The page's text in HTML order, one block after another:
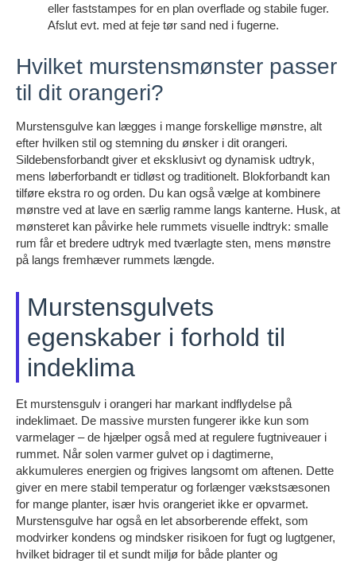
eller faststampes for en plan overflade og stabile fuger.
Afslut evt. med at feje tør sand ned i fugerne.
Hvilket murstensmønster passer
til dit orangeri?
Murstensgulve kan lægges i mange forskellige mønstre, alt
efter hvilken stil og stemning du ønsker i dit orangeri.
Sildebensforbandt giver et eksklusivt og dynamisk udtryk,
mens løberforbandt er tidløst og traditionelt. Blokforbandt kan
tilføre ekstra ro og orden. Du kan også vælge at kombinere
mønstre ved at lave en særlig ramme langs kanterne. Husk, at
mønsteret kan påvirke hele rummets visuelle indtryk: smalle
rum får et bredere udtryk med tværlagte sten, mens mønstre
på langs fremhæver rummets længde.
Murstensgulvets
egenskaber i forhold til
indeklima
Et murstensgulv i orangeri har markant indflydelse på
indeklimaet. De massive mursten fungerer ikke kun som
varmelager – de hjælper også med at regulere fugtniveauer i
rummet. Når solen varmer gulvet op i dagtimerne,
akkumuleres energien og frigives langsomt om aftenen. Dette
giver en mere stabil temperatur og forlænger vækstsæsonen
for mange planter, især hvis orangeriet ikke er opvarmet.
Murstensgulve har også en let absorberende effekt, som
modvirker kondens og mindsker risikoen for fugt og lugtgener,
hvilket bidrager til et sundt miljø for både planter og